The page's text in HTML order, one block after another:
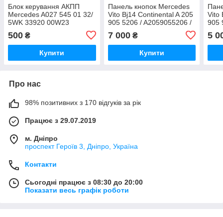
Блок керування АКПП
Mercedes A027 545 01 32/
5WK 33920 00W23
500 ₴
Купити
Панель кнопок Mercedes
Vito Bj14 Continental A 205
905 5206 / A2059055206 /
7 000₴
Купити
Vito
905
5
Про нас
98% позитивних з 170 відгуків за рік
Працює з 29.07.2019
м. Дніпро
проспект Героїв 3, Дніпро, Україна
Контакти
Сьогодні працює з 08:30 до 20:00
Показати весь графік роботи